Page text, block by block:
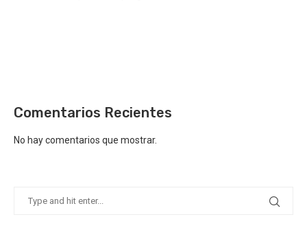
Comentarios Recientes
No hay comentarios que mostrar.